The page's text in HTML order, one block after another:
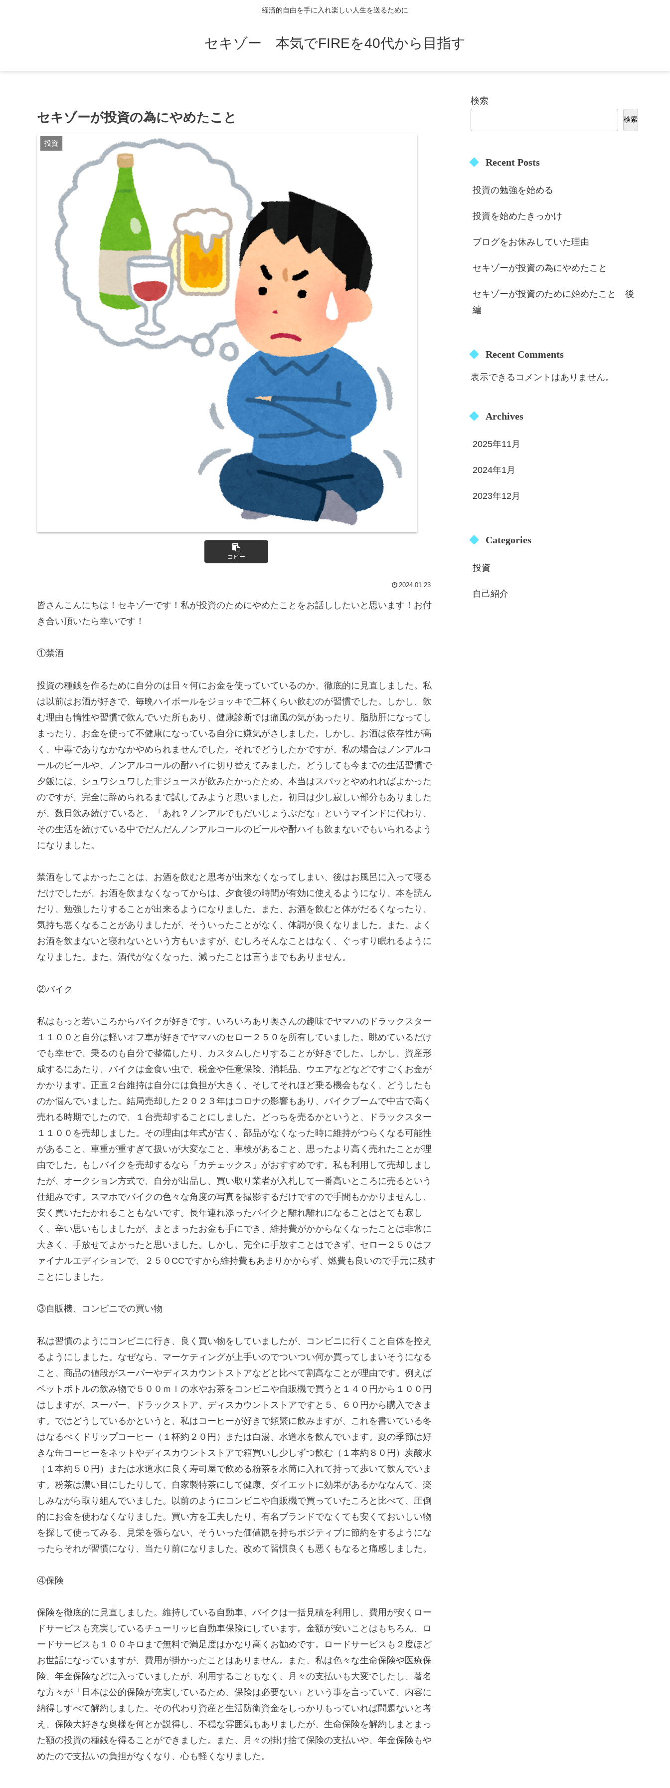
経済的自由を手に入れ楽しい人生を送るために
セキゾー 本気でFIREを40代から目指す
セキゾーが投資の為にやめたこと
投資
コピー
2024.01.23
皆さんこんにちは！セキゾーです！私が投資のためにやめたことをお話ししたいと思います！お付
き合い頂いたら幸いです！
①禁酒
投資の種銭を作るために自分のは日々何にお金を使っていているのか、徹底的に見直しました。私
は以前はお酒が好きで、毎晩ハイボールをジョッキで二杯くらい飲むのが習慣でした。しかし、飲
む理由も惰性や習慣で飲んでいた所もあり、健康診断では痛風の気があったり、脂肪肝になってし
まったり、お金を使って不健康になっている自分に嫌気がさしました。しかし、お酒は依存性が高
く、中毒でありなかなかやめられませんでした。それでどうしたかですが、私の場合はノンアルコ
ールのビールや、ノンアルコールの酎ハイに切り替えてみました。どうしても今までの生活習慣で
夕飯には、シュワシュワした非ジュースが飲みたかったため、本当はスパッとやめれればよかった
のですが、完全に辞められるまで試してみようと思いました。初日は少し寂しい部分もありました
が、数日飲み続けていると、「あれ？ノンアルでもだいじょうぶだな」というマインドに代わり、
その生活を続けている中でだんだんノンアルコールのビールや酎ハイも飲まないでもいられるよう
になりました。
禁酒をしてよかったことは、お酒を飲むと思考が出来なくなってしまい、後はお風呂に入って寝る
だけでしたが、お酒を飲まなくなってからは、夕食後の時間が有効に使えるようになり、本を読ん
だり、勉強したりすることが出来るようになりました。また、お酒を飲むと体がだるくなったり、
気持ち悪くなることがありましたが、そういったことがなく、体調が良くなりました。また、よく
お酒を飲まないと寝れないという方もいますが、むしろそんなことはなく、ぐっすり眠れるように
なりました。また、酒代がなくなった、減ったことは言うまでもありません。
②バイク
私はもっと若いころからバイクが好きです。いろいろあり奥さんの趣味でヤマハのドラックスター
１１００と自分は軽いオフ車が好きでヤマハのセロー２５０を所有していました。眺めているだけ
でも幸せで、乗るのも自分で整備したり、カスタムしたりすることが好きでした。しかし、資産形
成するにあたり、バイクは金食い虫で、税金や任意保険、消耗品、ウエアなどなどですごくお金が
かかります。正直２台維持は自分には負担が大きく、そしてそれほど乗る機会もなく、どうしたも
のか悩んでいました。結局売却した２０２３年はコロナの影響もあり、バイクブームで中古で高く
売れる時期でしたので、１台売却することにしました。どっちを売るかというと、ドラックスター
１１００を売却しました。その理由は年式が古く、部品がなくなった時に維持がつらくなる可能性
があること、車重が重すぎて扱いが大変なこと、車検があること、思ったより高く売れたことが理
由でした。もしバイクを売却するなら「カチェックス」がおすすめです。私も利用して売却しまし
たが、オークション方式で、自分が出品し、買い取り業者が入札して一番高いところに売るという
仕組みです。スマホでバイクの色々な角度の写真を撮影するだけですので手間もかかりませんし、
安く買いたたかれることもないです。長年連れ添ったバイクと離れ離れになることはとても寂し
く、辛い思いもしましたが、まとまったお金も手にでき、維持費がかからなくなったことは非常に
大きく、手放せてよかったと思いました。しかし、完全に手放すことはできず、セロー２５０はフ
ァイナルエディションで、２５０CCですから維持費もあまりかからず、燃費も良いので手元に残す
ことにしました。
③自販機、コンビニでの買い物
私は習慣のようにコンビニに行き、良く買い物をしていましたが、コンビニに行くこと自体を控え
るようにしました。なぜなら、マーケティングが上手いのでついつい何か買ってしまいそうになる
こと、商品の値段がスーパーやディスカウントストアなどと比べて割高なことが理由です。例えば
ペットボトルの飲み物で５００ｍｌの水やお茶をコンビニや自販機で買うと１４０円から１００円
はしますが、スーパー、ドラックストア、ディスカウントストアですと５、６０円から購入できま
す。ではどうしているかというと、私はコーヒーが好きで頻繁に飲みますが、これを書いている冬
はなるべくドリップコーヒー（１杯約２０円）または白湯、水道水を飲んでいます。夏の季節は好
きな缶コーヒーをネットやディスカウントストアで箱買いし少しずつ飲む（１本約８０円）炭酸水
（１本約５０円）または水道水に良く寿司屋で飲める粉茶を水筒に入れて持って歩いて飲んでいま
す。粉茶は濃い目にしたりして、自家製特茶にして健康、ダイエットに効果があるかななんて、楽
しみながら取り組んでいました。以前のようにコンビニや自販機で買っていたころと比べて、圧倒
的にお金を使わなくなりました。買い方を工夫したり、有名ブランドでなくても安くておいしい物
を探して使ってみる、見栄を張らない、そういった価値観を持ちポジティブに節約をするようにな
ったらそれが習慣になり、当たり前になりました。改めて習慣良くも悪くもなると痛感しました。
④保険
保険を徹底的に見直しました。維持している自動車、バイクは一括見積を利用し、費用が安くロー
ドサービスも充実しているチューリッヒ自動車保険にしています。金額が安いことはもちろん、ロ
ードサービスも１００キロまで無料で満足度はかなり高くお勧めです。ロードサービスも２度ほど
お世話になっていますが、費用が掛かったことはありません。また、私は色々な生命保険や医療保
険、年金保険などに入っていましたが、利用することもなく、月々の支払いも大変でしたし、著名
な方々が「日本は公的保険が充実しているため、保険は必要ない」という事を言っていて、内容に
納得しすべて解約しました。その代わり資産と生活防衛資金をしっかりもっていれば問題ないと考
え、保険大好きな奥様を何とか説得し、不穏な雰囲気もありましたが、生命保険を解約しまとまっ
た額の投資の種銭を得ることができました。また、月々の掛け捨て保険の支払いや、年金保険もや
めたので支払いの負担がなくなり、心も軽くなりました。
検索
検索
Recent Posts
投資の勉強を始める
投資を始めたきっかけ
ブログをお休みしていた理由
セキゾーが投資の為にやめたこと
セキゾーが投資のために始めたこと 後
編
Recent Comments
表示できるコメントはありません。
Archives
2025年11月
2024年1月
2023年12月
Categories
投資
自己紹介